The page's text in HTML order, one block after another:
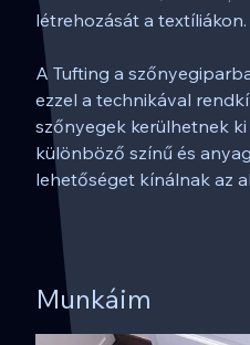
létrehozását a textíliákon.
A Tufting a
ezzel a technikával
szőnyegek kerülhetnek
különböző színű és
lehetőséget kínálnak az
Munkáim